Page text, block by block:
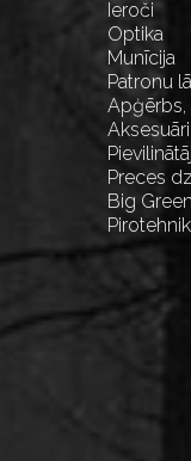
Ieroči
Optika
Munīcija
Patronu
Apģērbs,
Aksesuāri
Preces
Big